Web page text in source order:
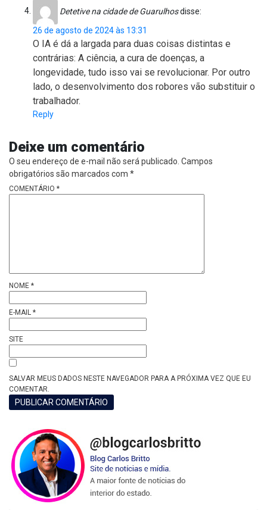
Detetive na cidade de Guarulhosdisse:
26 de agosto de 2024 às 13:31
O IA é dá a largada para duas coisas distintas e
contrárias: A ciência, a cura de doenças, a
longevidade, tudo isso vai se revolucionar. Por outro
lado, o desenvolvimento dos robores vão substituir o
trabalhador.
Reply
Deixe um comentário
O seu endereço de e-mail não será publicado. Campos
obrigatórios são marcados com *
COMENTÁRIO *
NOME *
E-MAIL *
SITE
SALVAR MEUS DADOS NESTE NAVEGADOR PARA A PRÓXIMA VEZ QUE EU
COMENTAR.